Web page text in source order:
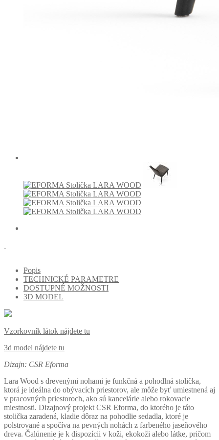
Popis
TECHNICKÉ PARAMETRE
DOSTUPNÉ MOŽNOSTI
3D MODEL
Vzorkovník látok nájdete tu
3d model nájdete tu
Dizajn: CSR Eforma
Lara Wood s drevenými nohami je funkčná a pohodlná stolička,
ktorá je ideálna do obývacích priestorov, ale môže byť umiestnená aj
v pracovných priestoroch, ako sú kancelárie alebo rokovacie
miestnosti. Dizajnový projekt CSR Eforma, do ktorého je táto
stolička zaradená, kladie dôraz na pohodlie sedadla, ktoré je
polstrované a spočíva na pevných nohách z farbeného jaseňového
dreva. Čalúnenie je k dispozícii v koži, ekokoži alebo látke, pričom